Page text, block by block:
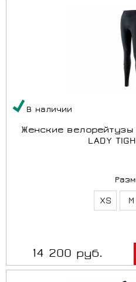
В наличии
Женские велорейтузы
LADY
XS M
14 200 руб.